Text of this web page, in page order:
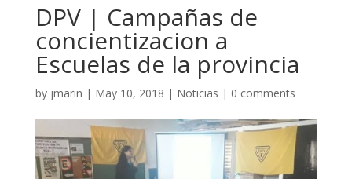
DPV | Campañas de
concientizacion a
Escuelas de la provincia
by jmarin | May 10, 2018 | Noticias | 0 comments